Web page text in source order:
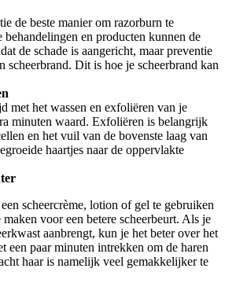
de beste manier om razorburn te
en producten kunnen de
de schade is aangericht, maar preventie
scheerbrand. Dit is hoe je scheerbrand kan
met het wassen en exfoliëren van je
minuten waard. Exfoliëren is belangrijk
en het vuil van de bovenste laag van
haartjes naar de oppervlakte
scheercrème, lotion of gel te gebruiken
maken voor een betere scheerbeurt. Als je
aanbrengt, kun je het beter over het
een paar minuten intrekken om de haren
haar is namelijk veel gemakkelijker te